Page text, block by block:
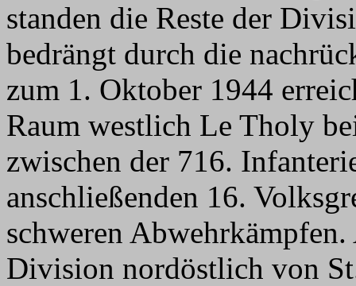
standen die Reste der
bedrängt durch die
zum 1. Oktober 1944
Raum westlich Le Tholy
zwischen der 716.
anschließenden 16.
schweren
Division nordöstlich von